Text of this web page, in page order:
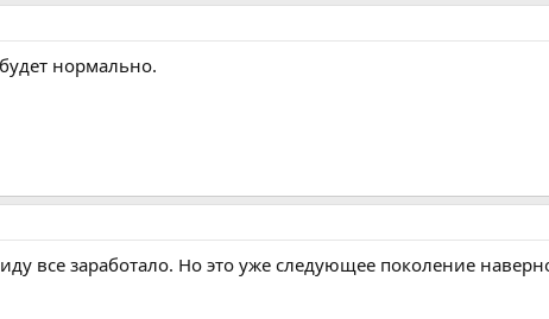
нормально.
все заработало. Но это уже следующее поколение